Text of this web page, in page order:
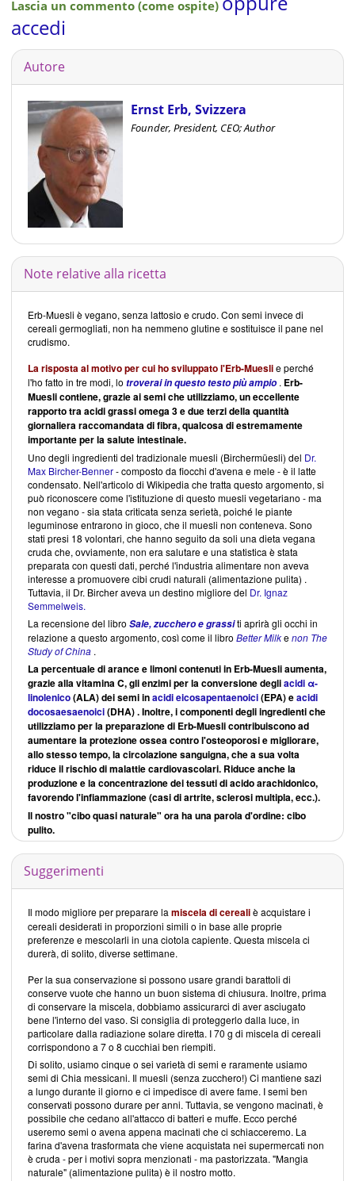
Lascia un commento (come ospite)
accedi
Autore
Ernst Erb, Svizzera
Founder, President, CEO; Author
Note relative alla ricetta
Erb-Muesli è vegano, senza lattosio e crudo. Con semi invece di
cereali germogliati, non ha nemmeno glutine e sostituisce il pane nel
crudismo.
La risposta al motivo per cui ho sviluppato l'Erb-Mueslie perché
l'ho fatto in tre modi, lo troverai in questo testo più ampio . Erb-
Mueslicontiene, grazie ai semi che utilizziamo, un eccellente
rapporto tra acidi grassi omega 3 e due terzi della quantità
giornaliera raccomandata di fibra, qualcosa di estremamente
importante per la salute intestinale.
Uno degli ingredienti del tradizionale muesli (Birchermüesli) del Dr.
Max Bircher-Benner- composto da fiocchi d'avena e mele - è il latte
condensato. Nell'articolo di Wikipedia che tratta questo argomento, si
può riconoscere come l'istituzione di questo muesli vegetariano - ma
non vegano - sia stata criticata senza serietà, poiché le piante
leguminose entrarono in gioco, che il muesli non conteneva. Sono
stati presi 18 volontari, che hanno seguito da soli una dieta vegana
cruda che, ovviamente, non era salutare e una statistica è stata
preparata con questi dati, perché l'industria alimentare non aveva
interesse a promuovere cibi crudi naturali (alimentazione pulita) .
Tuttavia, il Dr. Bircher aveva un destino migliore del Dr. Ignaz
Semmelweis.
La recensione del libro Sale, zucchero e grassiti aprirà gli occhi in
relazione a questo argomento, così come il libro Better Milkenon The
Study of China .
La percentuale di arance e limoni contenuti in Erb-Muesliaumenta,
grazie alla vitamina C, gli enzimi per la conversione degliacidi α-
linolenico(ALA) dei semi inacidi eicosapentaenoici(EPA) eacidi
docosaesaenoici(DHA) . Inoltre, i componenti degli ingredienti che
utilizziamo per la preparazione di Erb-Mueslicontribuiscono ad
aumentare la protezione ossea contro l'osteoporosi e migliorare,
allo stesso tempo, la circolazione sanguigna, che a sua volta
riduce il rischio di malattie cardiovascolari. Riduce anche la
produzione e la concentrazione dei tessuti di acido arachidonico,
favorendo l'infiammazione (casi di artrite, sclerosi multipla, ecc.).
Il nostro "cibo quasi naturale" ora ha una parola d'ordine: cibo
pulito.
Suggerimenti
Il modo migliore per preparare la miscela di cerealiè acquistare i
cereali desiderati in proporzioni simili o in base alle proprie
preferenze e mescolarli in una ciotola capiente. Questa miscela ci
durerà, di solito, diverse settimane.
Per la sua conservazione si possono usare grandi barattoli di
conserve vuote che hanno un buon sistema di chiusura. Inoltre, prima
di conservare la miscela, dobbiamo assicurarci di aver asciugato
bene l'interno del vaso. Si consiglia di proteggerlo dalla luce, in
particolare dalla radiazione solare diretta. I 70 g di miscela di cereali
corrispondono a 7 o 8 cucchiai ben riempiti.
Di solito, usiamo cinque o sei varietà di semi e raramente usiamo
semi di Chia messicani. Il muesli (senza zucchero!) Ci mantiene sazi
a lungo durante il giorno e ci impedisce di avere fame. I semi ben
conservati possono durare per anni. Tuttavia, se vengono macinati, è
possibile che cedano all'attacco di batteri e muffe. Ecco perché
useremo semi o avena appena macinati che ci schiacceremo. La
farina d'avena trasformata che viene acquistata nei supermercati non
è cruda - per i motivi sopra menzionati - ma pastorizzata. "Mangia
naturale" (alimentazione pulita) è il nostro motto.